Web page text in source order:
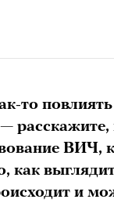
то повлиять
расскажите,
ВИЧ,
как
и